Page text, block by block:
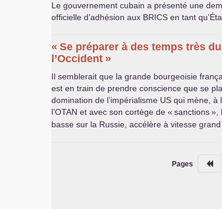
Le gouvernement cubain a présenté une
officielle d’adhésion aux BRICS en tant
« Se préparer à des temps très
l’Occident »
Il semblerait que la grande bourgeoisie
est en train de prendre conscience que se
domination de l’impérialisme US qui mène, à
l’OTAN et avec son cortège de « sanctions»,
basse sur la Russie, accélère à vitesse
Pages